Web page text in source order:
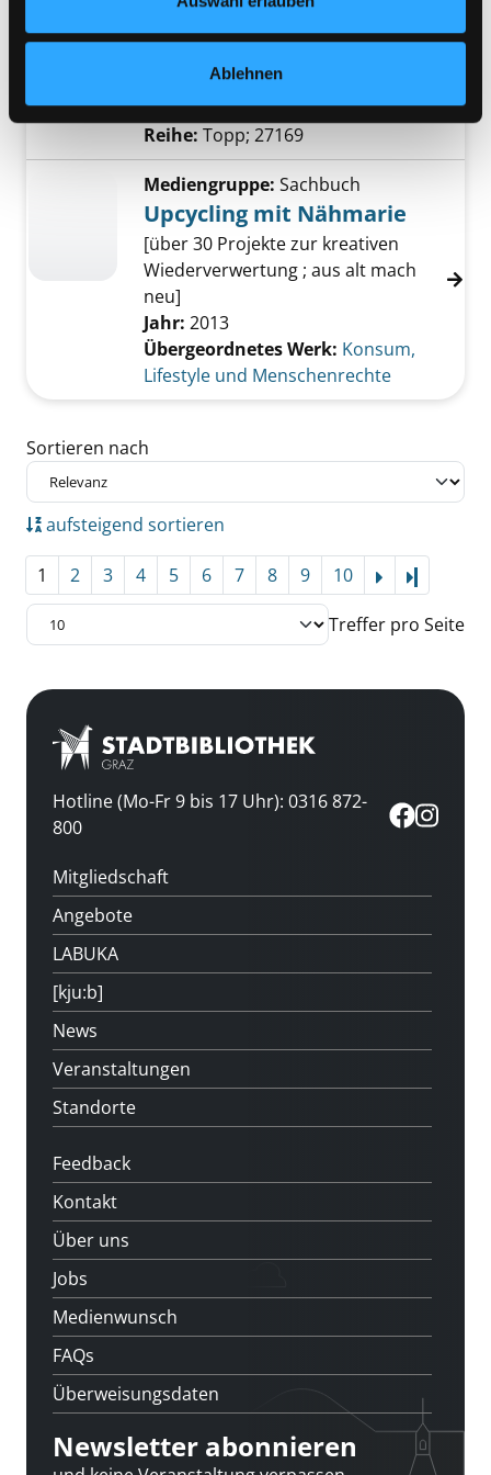
Ablehnen
Exemplar-Details von Mug-Rugs nähen
Mug - Rugs nähen
2025
Verlag:Gerlingen, Frech Verlag
Reihe: Topp; 27169
Mediengruppe: Sachbuch
Upcycling mit Nähmarie
[über 30 Projekte zur kreativen
Wiederverwertung ; aus alt mach
neu]
Jahr: 2013
Übergeordnetes Werk: Konsum,
Lifestyle und Menschenrechte
Zu den Suchfiltern springen
Sortieren nach
aufsteigend sortieren
1 2 3 4 5 6 7 8 9 10
Treffer pro Seite
Hotline (Mo-Fr 9 bis 17 Uhr): 0316 872-
800
Mitgliedschaft
Angebote
LABUKA
[kju:b]
News
Veranstaltungen
Standorte
Feedback
Kontakt
Über uns
Jobs
Medienwunsch
FAQs
Überweisungsdaten
Newsletter abonnieren